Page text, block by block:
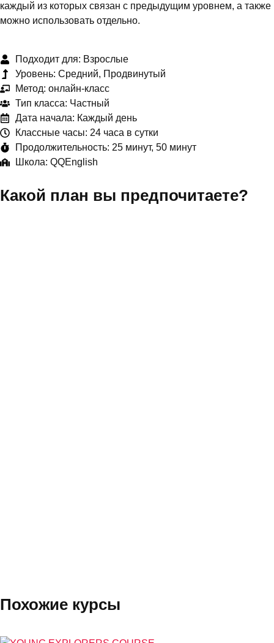
каждый из которых связан с предыдущим уровнем, а также
можно использовать отдельно.
Подходит для: Взрослые
Уровень: Средний, Продвинутый
Метод: онлайн-класс
Тип класса: Частный
Дата начала: Каждый день
Классные часы: 24 часа в сутки
Продолжительность: 25 минут, 50 минут
Школа: QQEnglish
Какой план вы предпочитаете?
Похожие курсы